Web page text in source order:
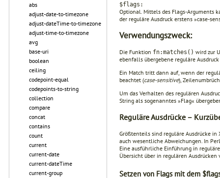
abs
adjust-date-to-timezone
adjust-dateTime-to-timezone
adjust-time-to-timezone
avg
base-uri
boolean
ceiling
codepoint-equal
codepoints-to-string
collection
compare
concat
contains
count
current
current-date
current-dateTime
current-group
$flags:
Optional. Mittels des Flags-Arguments
der reguläre Ausdruck erstens »case-
Verwendungszweck:
Die Funktion fn:matches() wird zur
ebenfalls übergebene reguläre
Ein Match tritt dann auf, wenn der
beachtet (case-sensitive),
Um das Verhalten des regulären
String als sogenanntes »Flag«
Reguläre Ausdrücke –
Größtenteils sind reguläre Ausdrücke
auch wesentliche Abweichungen. In
Eine ausführliche Einführung in
Übersicht über in regulären
Setzen von Flags mit dem